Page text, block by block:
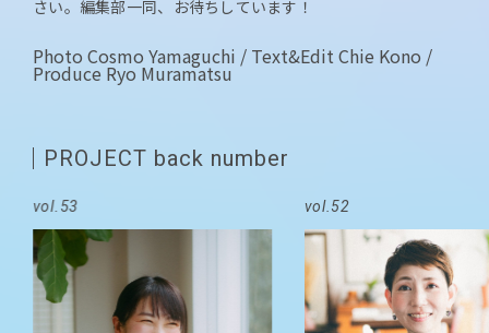
さい。編集部一同、お待ちしています！
Photo Cosmo Yamaguchi / Text&Edit Chie Kono /
Produce Ryo Muramatsu
PROJECT back number
vol.53 vol.52